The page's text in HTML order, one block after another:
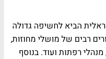
הביא לחשיפה גדולה
רבים של מושלי מחוזות,
רפתות ועוד. בנוסף